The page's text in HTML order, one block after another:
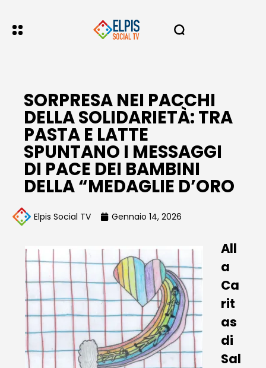
SORPRESA NEI PACCHI
DELLA SOLIDARIETÀ: TRA
PASTA E LATTE
SPUNTANO I MESSAGGI
DI PACE DEI BAMBINI
DELLA “MEDAGLIE D’ORO
Elpis Social TV Gennaio 14, 2026
All
a
Ca
rit
as
di
Sal